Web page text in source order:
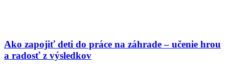
Ako zapojiť deti do práce na záhrade – učenie hrou
a radosť z výsledkov